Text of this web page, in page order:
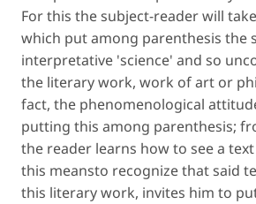
For this the subject-reader will
which put among parenthesis the
interpretative 'science' and so
the literary work, work of art or
fact, the phenomenological
putting this among parenthesis;
the reader learns how to see a
this meansto recognize that said
this literary work, invites him to